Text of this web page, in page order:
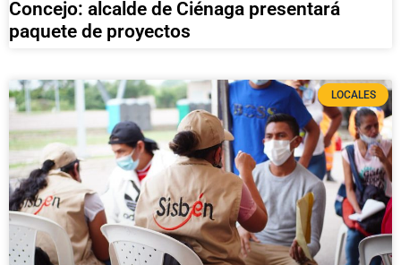
Concejo: alcalde de Ciénaga presentará
paquete de proyectos
LOCALES